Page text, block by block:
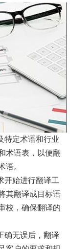
特定术语和行业
术语表，以便翻
语。
开始进行翻译工
其翻译成目标语
校，确保翻译的
确无误后，翻译